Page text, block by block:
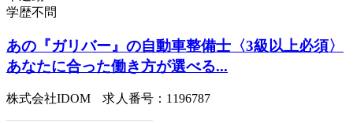
学歴不問
あの『ガリバー』の自動車整備士〈3級以上必須〉
あなたに合った働き方が選べる...
株式会社IDOM 求人番号：1196787